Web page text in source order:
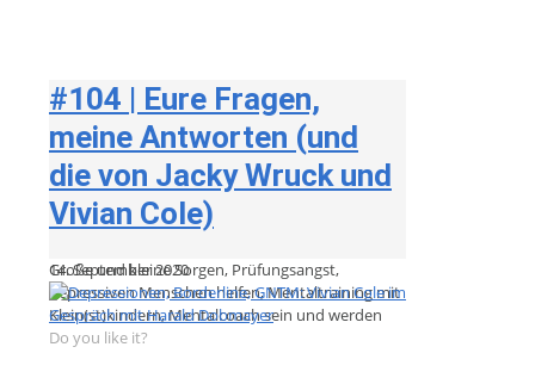
#104 | Eure Fragen,
meine Antworten (und
die von Jacky Wruck und
Vivian Cole)
Große und kleine Sorgen, Prüfungsangst,
depressiven Menschen helfen, Mentaltraining mit
Klein(st)kindern, Mentalcoach sein und werden
Do you like it?
14. September 2020